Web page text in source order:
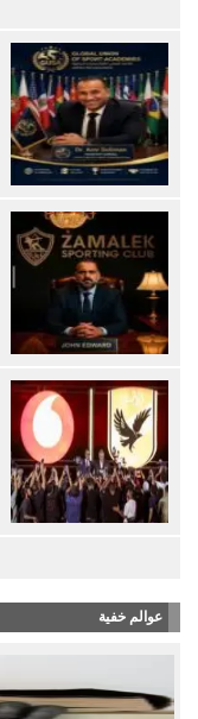
عوالم خفية